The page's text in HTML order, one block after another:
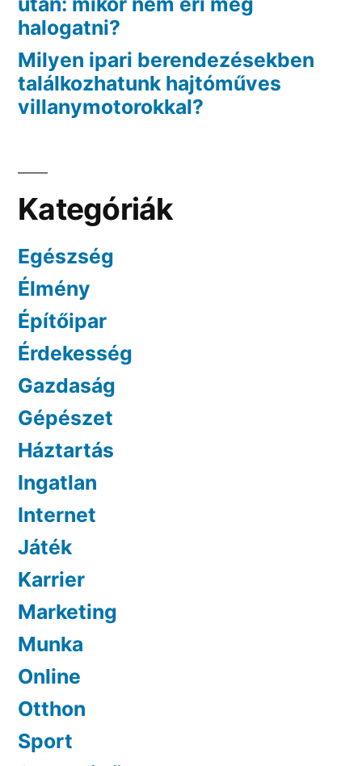
halogatni?
Milyen ipari berendezésekben
találkozhatunk hajtóműves
villanymotorokkal?
Kategóriák
Egészség
Élmény
Építőipar
Érdekesség
Gazdaság
Gépészet
Háztartás
Ingatlan
Internet
Játék
Karrier
Marketing
Munka
Online
Otthon
Sport